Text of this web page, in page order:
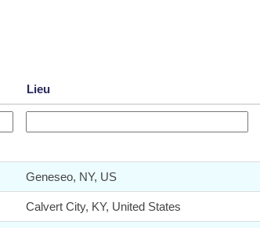
Lieu
Geneseo, NY, US
Calvert City, KY, United States